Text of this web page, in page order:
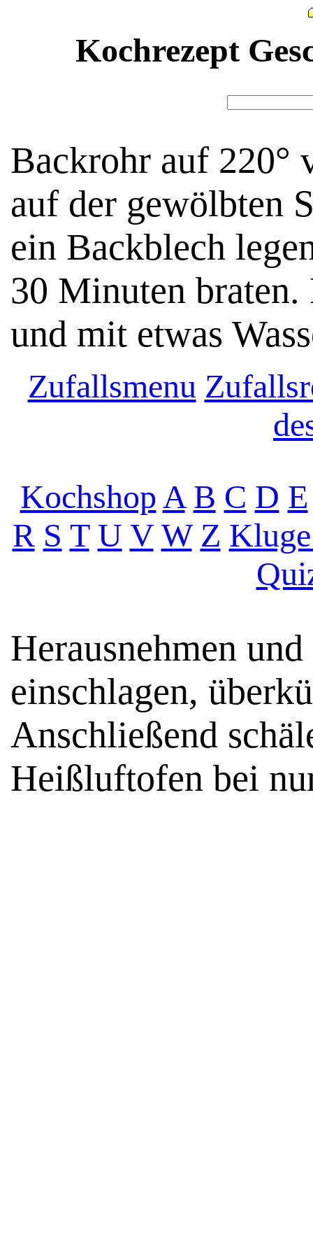
Kochrezept
Backrohr auf 220°
auf der gewölbten
ein Backblech
30 Minuten braten.
und mit etwas
Zufallsmenu
KochshopA B C D E
R S T U V W Z
Herausnehmen
einschlagen,
Anschließend
Heißluftofen bei